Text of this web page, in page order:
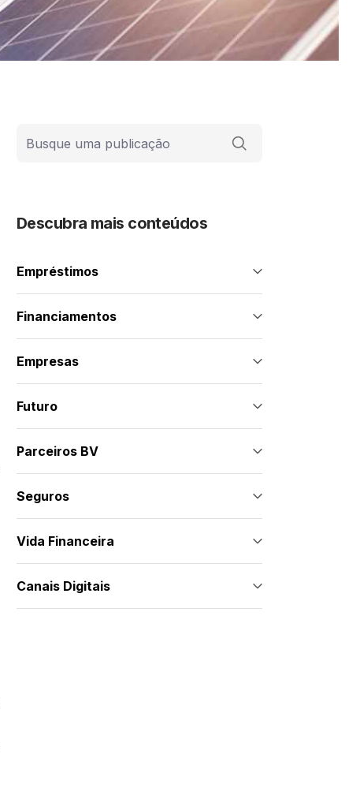
Descubra mais conteúdos
Empréstimos
Financiamentos
Empresas
Futuro
Parceiros BV
Seguros
Vida Financeira
Canais Digitais